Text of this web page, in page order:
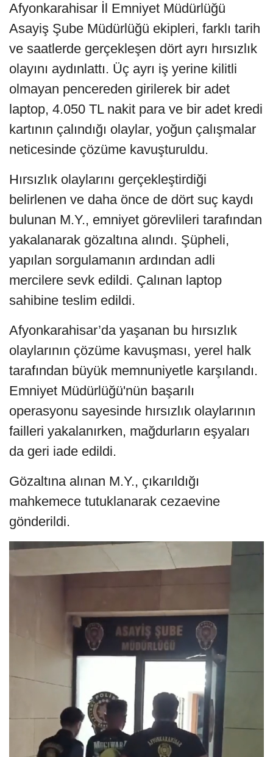
Afyonkarahisar İl Emniyet Müdürlüğü
Asayiş Şube Müdürlüğü ekipleri, farklı tarih
ve saatlerde gerçekleşen dört ayrı hırsızlık
olayını aydınlattı. Üç ayrı iş yerine kilitli
olmayan pencereden girilerek bir adet
laptop, 4.050 TL nakit para ve bir adet kredi
kartının çalındığı olaylar, yoğun çalışmalar
neticesinde çözüme kavuşturuldu.
Hırsızlık olaylarını gerçekleştirdiği
belirlenen ve daha önce de dört suç kaydı
bulunan M.Y., emniyet görevlileri tarafından
yakalanarak gözaltına alındı. Şüpheli,
yapılan sorgulamanın ardından adli
mercilere sevk edildi. Çalınan laptop
sahibine teslim edildi.
Afyonkarahisar’da yaşanan bu hırsızlık
olaylarının çözüme kavuşması, yerel halk
tarafından büyük memnuniyetle karşılandı.
Emniyet Müdürlüğü'nün başarılı
operasyonu sayesinde hırsızlık olaylarının
failleri yakalanırken, mağdurların eşyaları
da geri iade edildi.
Gözaltına alınan M.Y., çıkarıldığı
mahkemece tutuklanarak cezaevine
gönderildi.